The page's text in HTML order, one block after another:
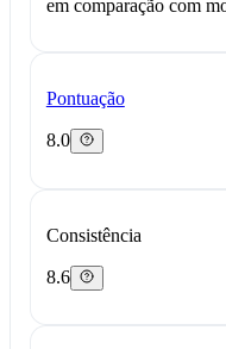
em comparação com
Pontuação
8.0
Consistência
8.6